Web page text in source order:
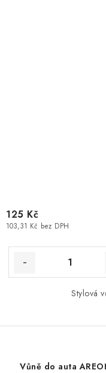
103,31 Kč bez DPH
125 Kč
Stylová
Vůně do auta